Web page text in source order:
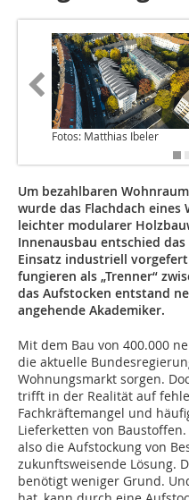
Fotos: Matthias Ibeler
Um bezahlbaren
wurde das Flachdach
leichter modularer
Innenausbau entschied
Einsatz industriell
fungieren als „Trenner“
das Aufstocken entstand
angehende Akademiker.
Mit dem Bau von 400.000
die aktuelle
Wohnungsmarkt sorgen.
trifft in der Realität auf
Fachkräftemangel und
Lieferketten von
also die Aufstockung von
zukunftsweisende Lösung.
benötigt weniger Grund.